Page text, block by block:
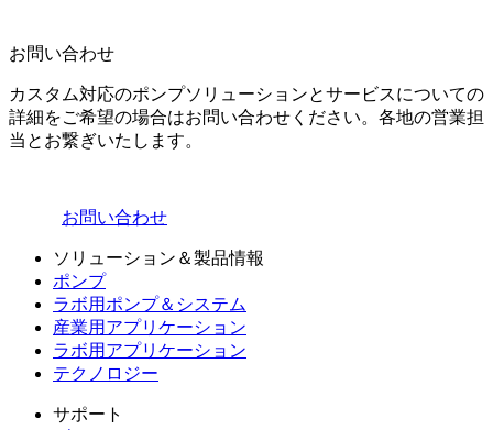
お問い合わせ
カスタム対応のポンプソリューションとサービスについての
詳細をご希望の場合はお問い合わせください。各地の営業担
当とお繋ぎいたします。
お問い合わせ
ソリューション＆製品情報
ポンプ
ラボ用ポンプ＆システム
産業用アプリケーション
ラボ用アプリケーション
テクノロジー
サポート